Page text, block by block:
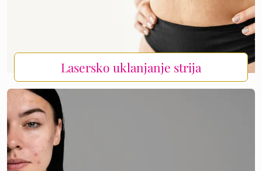
Lasersko uklanjanje strija